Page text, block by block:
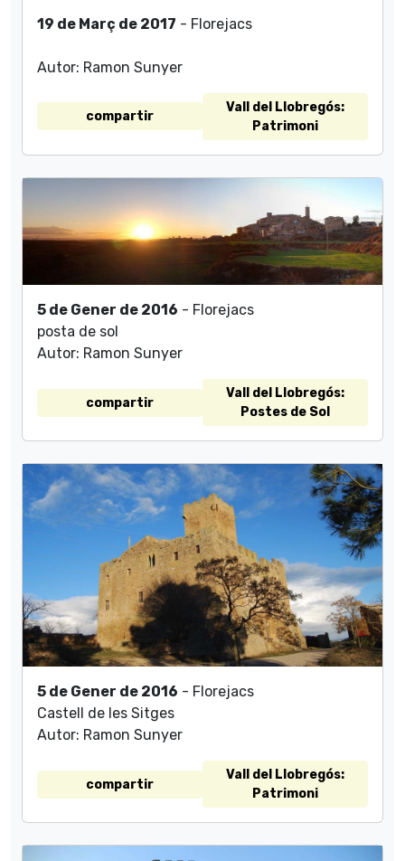
19 de Març de 2017 - Florejacs
Autor: Ramon Sunyer
compartir
Vall del Llobregós:
Patrimoni
5 de Gener de 2016 - Florejacs
posta de sol
Autor: Ramon Sunyer
compartir
Vall del Llobregós:
Postes de Sol
5 de Gener de 2016 - Florejacs
Castell de les Sitges
Autor: Ramon Sunyer
compartir
Vall del Llobregós:
Patrimoni